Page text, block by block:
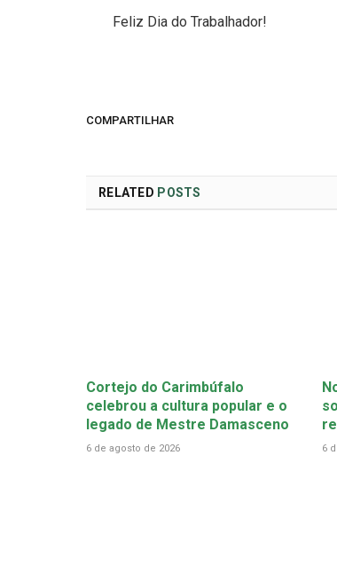
Feliz Dia do Trabalhador!
COMPARTILHAR
RELATED POSTS
Cortejo do Carimbúfalo
celebrou a cultura popular e o
legado de Mestre Damasceno
6 de agosto de 2026 6